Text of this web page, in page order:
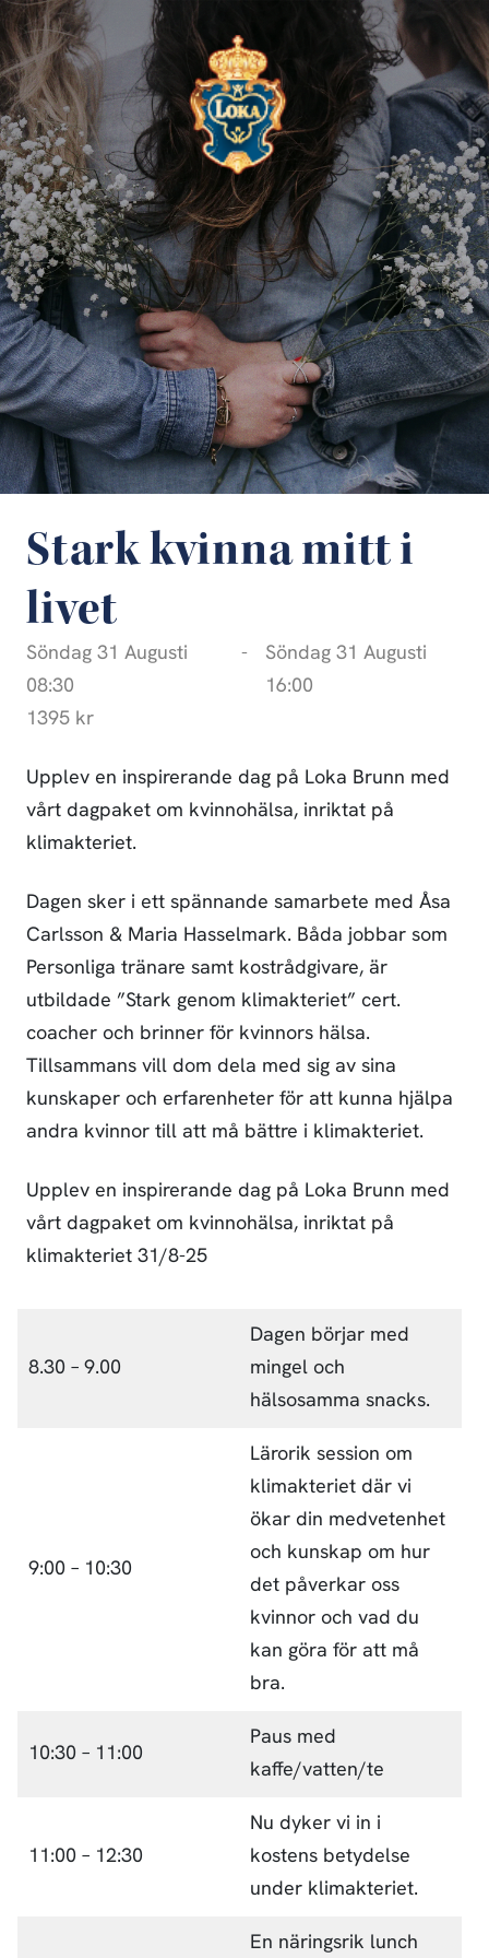
Stark kvinna mitt i
livet
Söndag 31 Augusti
08:30
-
Söndag 31 Augusti
16:00
1395 kr
Upplev en inspirerande dag på Loka Brunn med
vårt dagpaket om kvinnohälsa, inriktat på
klimakteriet.
Dagen sker i ett spännande samarbete med Åsa
Carlsson & Maria Hasselmark. Båda jobbar som
Personliga tränare samt kostrådgivare, är
utbildade ”Stark genom klimakteriet” cert.
coacher och brinner för kvinnors hälsa.
Tillsammans vill dom dela med sig av sina
kunskaper och erfarenheter för att kunna hjälpa
andra kvinnor till att må bättre i klimakteriet.
Upplev en inspirerande dag på Loka Brunn med
vårt dagpaket om kvinnohälsa, inriktat på
klimakteriet 31/8-25
8.30 – 9.00
Dagen börjar med
mingel och
hälsosamma snacks.
9:00 – 10:30
Lärorik session om
klimakteriet där vi
ökar din medvetenhet
och kunskap om hur
det påverkar oss
kvinnor och vad du
kan göra för att må
bra.
10:30 – 11:00
Paus med
kaffe/vatten/te
11:00 – 12:30
Nu dyker vi in i
kostens betydelse
under klimakteriet.
En näringsrik lunch